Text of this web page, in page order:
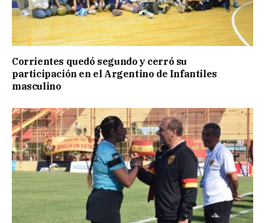
Corrientes quedó segundo y cerró su
participación en el Argentino de Infantiles
masculino